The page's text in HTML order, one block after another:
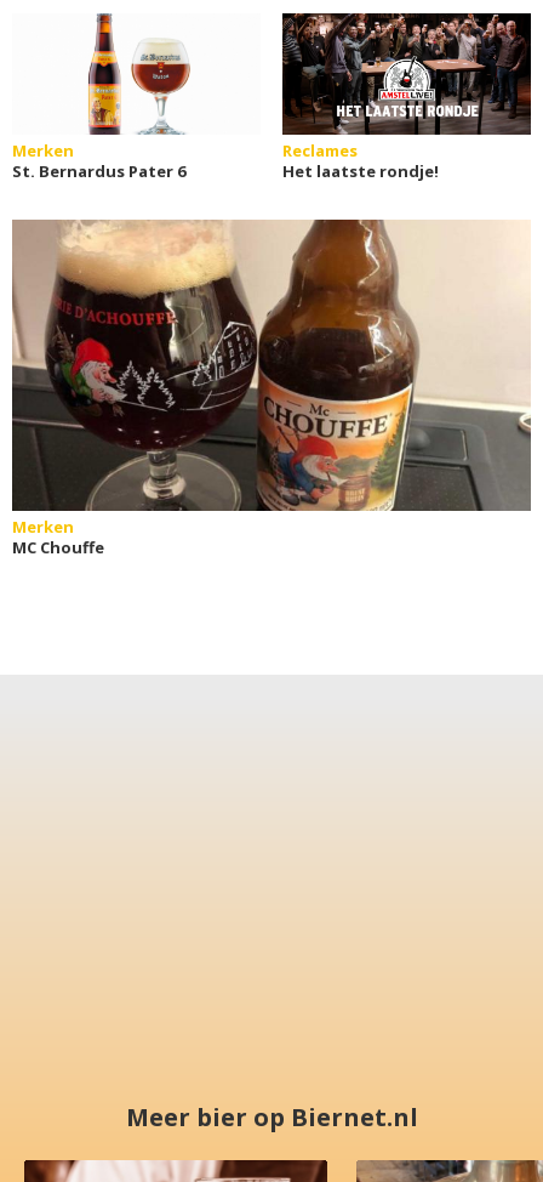
Merken
St. Bernardus Pater 6
Reclames
Het laatste rondje!
Merken
MC Chouffe
Meer bier op Biernet.nl